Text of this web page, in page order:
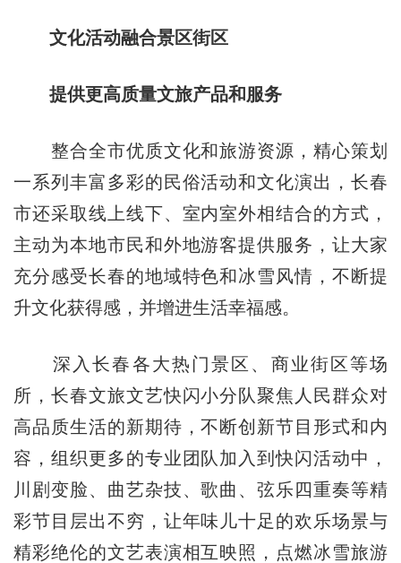
文化活动融合景区街区
提供更高质量文旅产品和服务
整合全市优质文化和旅游资源，精心策划
一系列丰富多彩的民俗活动和文化演出，长春
市还采取线上线下、室内室外相结合的方式，
主动为本地市民和外地游客提供服务，让大家
充分感受长春的地域特色和冰雪风情，不断提
升文化获得感，并增进生活幸福感。
深入长春各大热门景区、商业街区等场
所，长春文旅文艺快闪小分队聚焦人民群众对
高品质生活的新期待，不断创新节目形式和内
容，组织更多的专业团队加入到快闪活动中，
川剧变脸、曲艺杂技、歌曲、弦乐四重奏等精
彩节目层出不穷，让年味儿十足的欢乐场景与
精彩绝伦的文艺表演相互映照，点燃冰雪旅游